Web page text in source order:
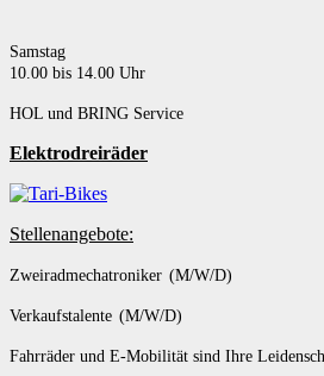
Samstag
10.00 bis 14.00 Uhr
HOL und BRING Service
Elektrodreiräder
Stellenangebote:
Zweiradmechatroniker (M/W/D)
Verkaufstalente (M/W/D)
Fahrräder und E-Mobilität sind Ihre